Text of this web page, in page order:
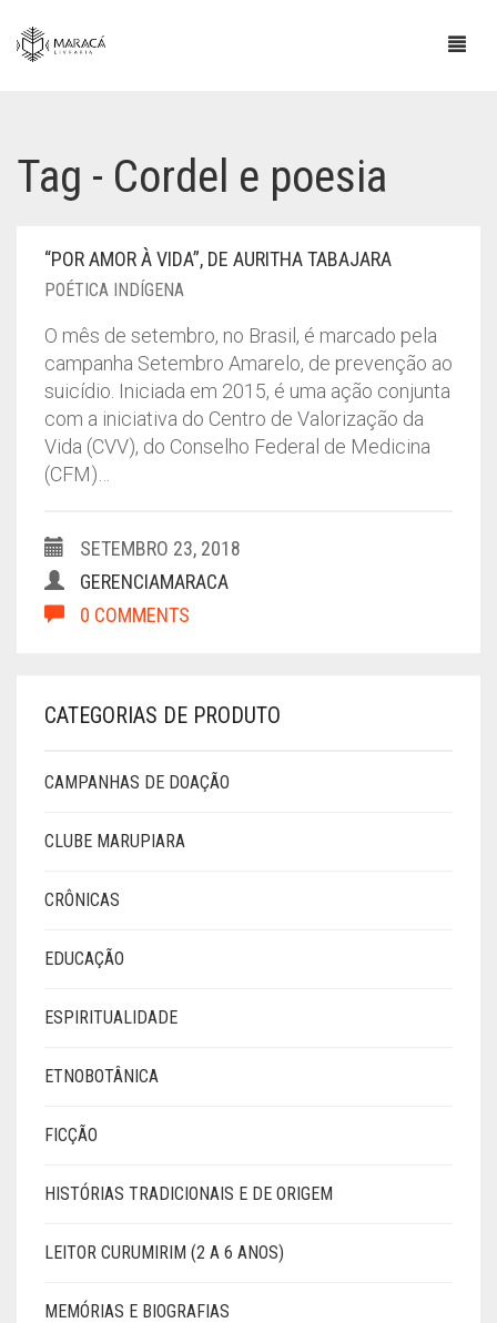
Tag - Cordel e poesia
“POR AMOR À VIDA”, DE AURITHA TABAJARA
POÉTICA INDÍGENA
O mês de setembro, no Brasil, é marcado pela
campanha Setembro Amarelo, de prevenção ao
suicídio. Iniciada em 2015, é uma ação conjunta
com a iniciativa do Centro de Valorização da
Vida (CVV), do Conselho Federal de Medicina
(CFM)…
SETEMBRO 23, 2018
GERENCIAMARACA
0 COMMENTS
CATEGORIAS DE PRODUTO
CAMPANHAS DE DOAÇÃO
CLUBE MARUPIARA
CRÔNICAS
EDUCAÇÃO
ESPIRITUALIDADE
ETNOBOTÂNICA
FICÇÃO
HISTÓRIAS TRADICIONAIS E DE ORIGEM
LEITOR CURUMIRIM (2 A 6 ANOS)
MEMÓRIAS E BIOGRAFIAS